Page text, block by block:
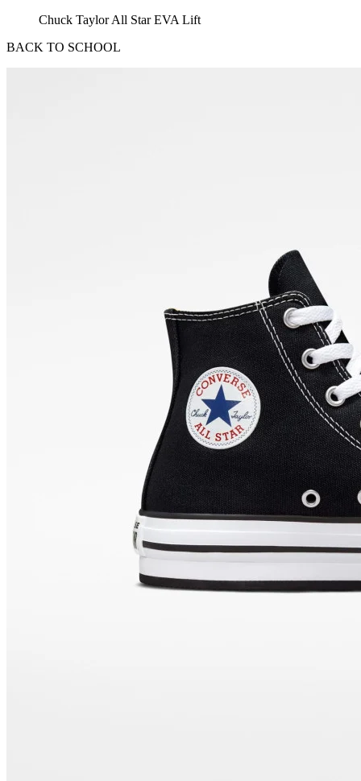
Chuck Taylor All Star EVA Lift
BACK TO SCHOOL